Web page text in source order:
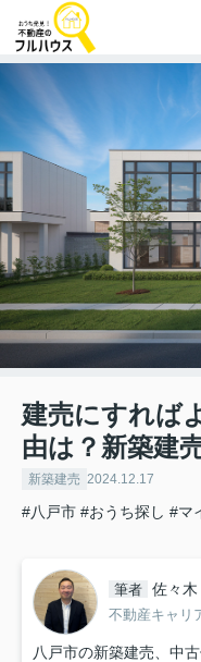
建売にすれば
由は？新築建
新築建売 2024.12.17
#八戸市 #おうち探し #マ
筆者 佐々木
不動産キャリ
八戸市の新築建売、中